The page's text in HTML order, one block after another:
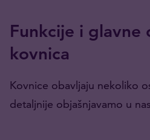
Funkcije i glavne
kovnica
Kovnice obavljaju nekoliko
detaljnije objašnjavamo u